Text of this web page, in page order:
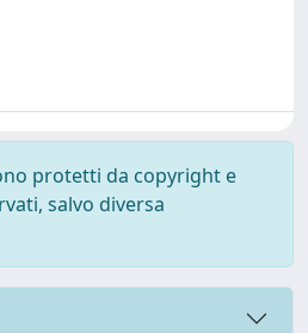
protetti da copyright e
salvo diversa